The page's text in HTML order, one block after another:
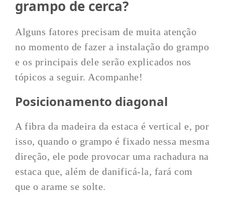
grampo de cerca?
Alguns fatores precisam de muita atenção
no momento de fazer a instalação do grampo
e os principais dele serão explicados nos
tópicos a seguir. Acompanhe!
Posicionamento diagonal
A fibra da madeira da estaca é vertical e, por
isso, quando o grampo é fixado nessa mesma
direção, ele pode provocar uma rachadura na
estaca que, além de danificá-la, fará com
que o arame se solte.